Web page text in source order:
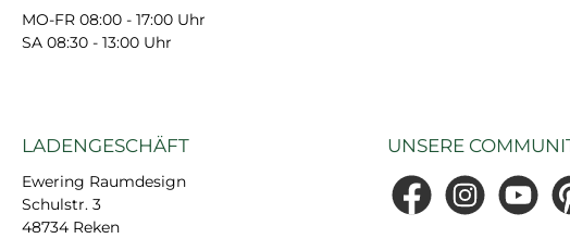
MO-FR 08:00 - 17:00 Uhr
SA 08:30 - 13:00 Uhr
LADENGESCHÄFT
Ewering Raumdesign
Schulstr. 3
48734 Reken
UNSERE
FacebookInstagramYouTube